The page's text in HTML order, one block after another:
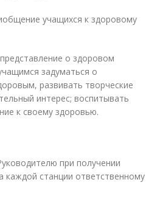
учащихся к здоровому
о здоровом
задуматься о
развивать творческие
интерес; воспитывать
к своему здоровью.
при получении
каждой станции ответственному